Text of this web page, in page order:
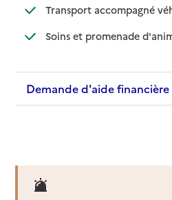
Transport accompagné
Soins et promenade
Demande d'aide financière